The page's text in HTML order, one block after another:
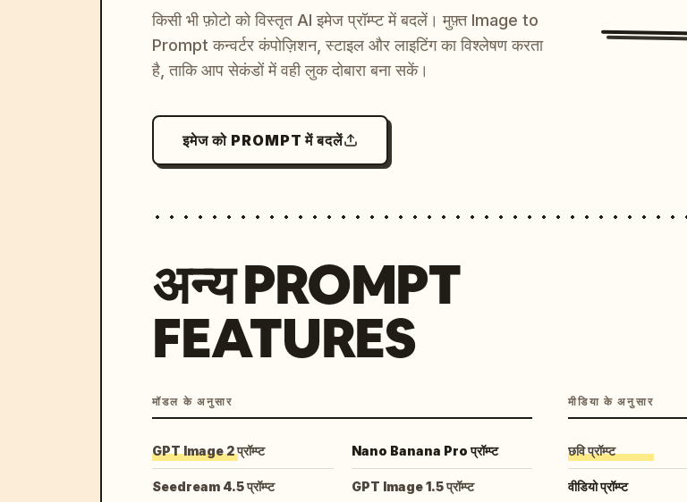
किसी भी फ़ोटो को विस्तृत AI इमेज प्रॉम्प्ट में बदलें। मुफ़्त Image to
Prompt कन्वर्टर कंपोज़िशन, स्टाइल और लाइटिंग का विश्लेषण करता
है, ताकि आप सेकंडों में वही लुक दोबारा बना सकें।
इमेज को PROMPT में बदलें
अन्य PROMPT
FEATURES
मॉडल के अनुसार
GPT Image 2 प्रॉम्प्ट Nano Banana Pro प्रॉम्प्ट
Seedream 4.5 प्रॉम्प्ट GPT Image 1.5 प्रॉम्प्ट
मीडिया के अनुसार
छवि प्रॉम्प्ट
वीडियो प्रॉम्प्ट